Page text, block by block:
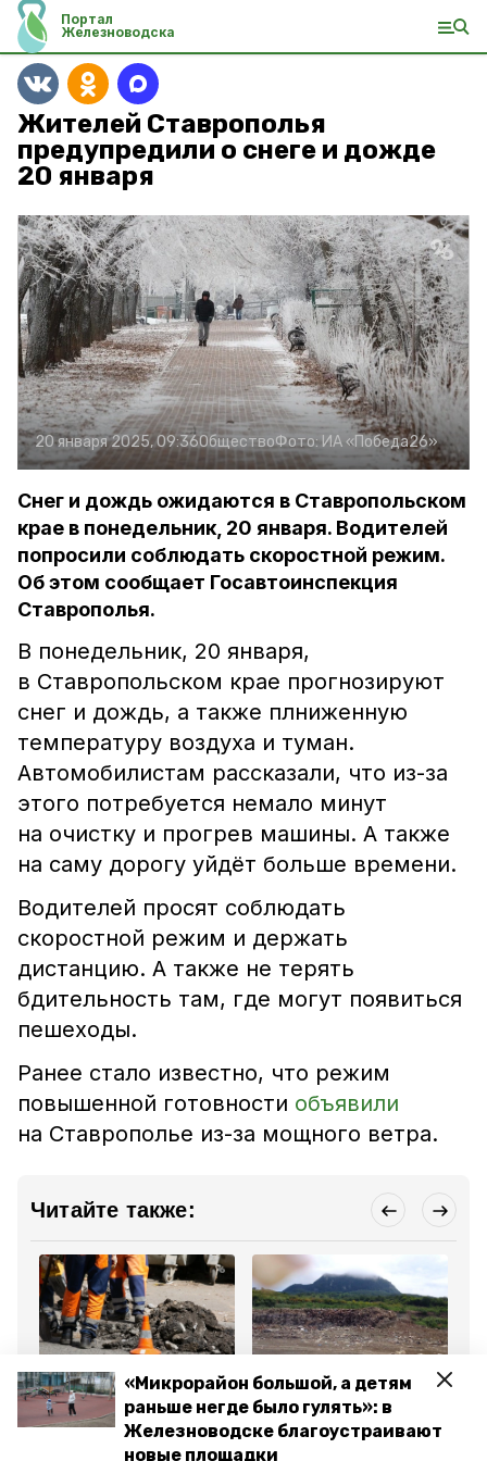
«Микрорайон большой, а детям
раньше негде было гулять»: в
Железноводске благоустраивают
новые площадки
Портал
Железноводска
Жителей Ставрополья
предупредили о снеге и дожде
20 января
20 января 2025, 09:36ОбществоФото:ИА «Победа26»
Снег и дождь ожидаются в Ставропольском
крае в понедельник, 20 января. Водителей
попросили соблюдать скоростной режим.
Об этом сообщает Госавтоинспекция
Ставрополья.
В понедельник, 20 января,
в Ставропольском крае прогнозируют
снег и дождь, а также плниженную
температуру воздуха и туман.
Автомобилистам рассказали, что из-за
этого потребуется немало минут
на очистку и прогрев машины. А также
на саму дорогу уйдёт больше времени.
Водителей просят соблюдать
скоростной режим и держать
дистанцию. А также не терять
бдительность там, где могут появиться
пешеходы.
Ранее стало известно, что режим
повышенной готовности объявили
на Ставрополье из-за мощного ветра.
Читайте также:
Общество
14 ноября 2024, 15:59
Более 16 км дорог ждёт
ремонт в
Железноводске в этом
Общество
16 января 2025, 15:07
Свалку в
Железноводске
продолжат